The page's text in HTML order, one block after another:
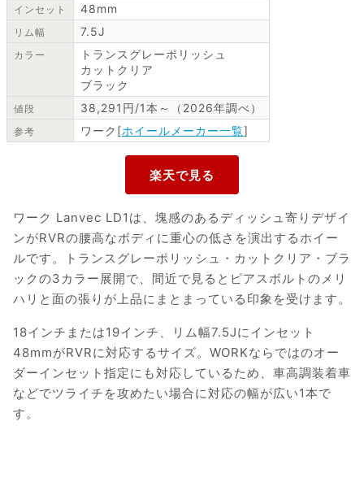
インセット 48mm
リム幅 7.5J
カラー
トランスグレーポリッシュ
カットクリア
ブラック
値段 38,291円/1本～（2026年調べ）
参考 ワーク[ホイールメーカー一覧]
ワーク Lanvec LD1は、塊感のあるディッシュ寄りデザイ
ンがRVRの腰高なボディに重心の低さを演出するホイー
ルです。トランスグレーポリッシュ・カットクリア・ブラ
ックの3カラー展開で、間近で見るとピアスボルトのメリ
ハリと面の張りが上品にまとまっている印象を受けます。
18インチまたは19インチ、リム幅7.5Jにインセット
48mmがRVRに対応するサイズ。WORKならではのオー
ダーインセット指定にも対応しているため、車高調装着車
などでツライチを攻めたい場合に対応の幅が広い1本で
す。